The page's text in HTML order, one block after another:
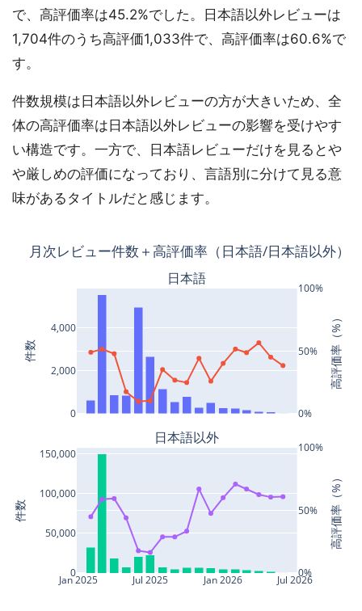
で、高評価率は45.2%でした。日本語以外レビューは
1,704件のうち高評価1,033件で、高評価率は60.6%で
す。
件数規模は日本語以外レビューの方が大きいため、全
体の高評価率は日本語以外レビューの影響を受けやす
い構造です。一方で、日本語レビューだけを見るとや
や厳しめの評価になっており、言語別に分けて見る意
味があるタイトルだと感じます。